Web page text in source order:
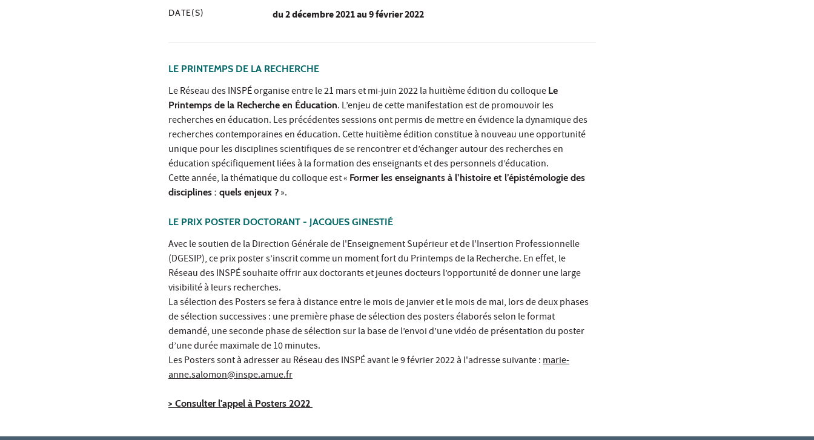
DATE(S) du2 décembre 2021au 9 février 2022
LE PRINTEMPS DE LA RECHERCHE
Le Réseau des INSPÉ organise entre le 21 mars et mi-juin 2022 la huitième édition du colloque Le
Printemps de la Recherche en Éducation. L’enjeu de cette manifestation est de promouvoir les
recherches en éducation. Les précédentes sessions ont permis de mettre en évidence la dynamique des
recherches contemporaines en éducation. Cette huitième édition constitue à nouveau une opportunité
unique pour les disciplines scientifiques de se rencontrer et d’échanger autour des recherches en
éducation spécifiquement liées à la formation des enseignants et des personnels d’éducation.
Cette année, la thématique du colloque est « Former les enseignants à l’histoire et l’épistémologie des
disciplines : quels enjeux ? ».
LE PRIX POSTER DOCTORANT - JACQUES GINESTIÉ
Avec le soutien de la Direction Générale de l'Enseignement Supérieur et de l'Insertion Professionnelle
(DGESIP), ce prix poster s’inscrit comme un moment fort du Printemps de la Recherche. En effet, le
Réseau des INSPÉ souhaite offrir aux doctorants et jeunes docteurs l’opportunité de donner une large
visibilité à leurs recherches.
La sélection des Posters se fera à distance entre le mois de janvier et le mois de mai, lors de deux phases
de sélection successives : une première phase de sélection des posters élaborés selon le format
demandé, une seconde phase de sélection sur la base de l’envoi d’une vidéo de présentation du poster
d’une durée maximale de 10 minutes.
Les Posters sont à adresser au Réseau des INSPÉ avant le 9 février 2022 à l'adresse suivante :marie-
anne.salomon@inspe.amue.fr
> Consulter l'appel à Posters 2022